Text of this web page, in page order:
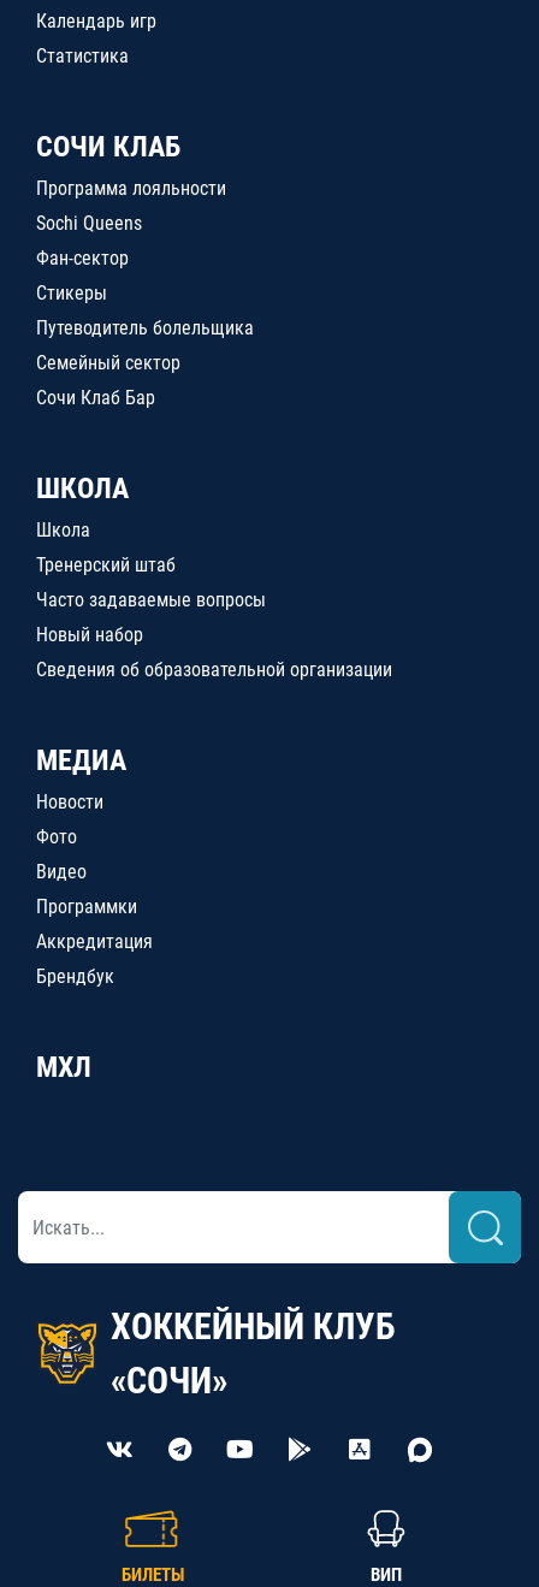
Календарь игр
Статистика
СОЧИ КЛАБ
Программа лояльности
Sochi Queens
Фан-сектор
Стикеры
Путеводитель болельщика
Семейный сектор
Сочи Клаб Бар
ШКОЛА
Школа
Тренерский штаб
Часто задаваемые вопросы
Новый набор
Сведения об образовательной организации
МЕДИА
Новости
Фото
Видео
Программки
Аккредитация
Брендбук
МХЛ
ХОККЕЙНЫЙ КЛУБ
«СОЧИ»
БИЛЕТЫ ВИП